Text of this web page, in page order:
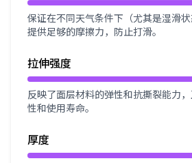
保证在不同天气条件下（尤其是湿滑
提供足够的摩擦力，防止打滑。
拉伸强度
反映了面层材料的弹性和抗撕裂能力
性和使用寿命。
厚度